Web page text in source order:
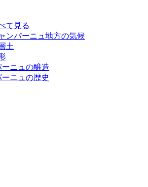
て見る
ンパーニュ地方の気候
土
ーニュの醸造
ーニュの歴史